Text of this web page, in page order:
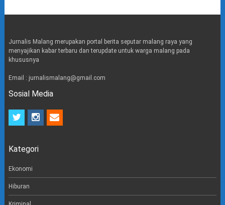
Jurnalis Malang merupakan portal berita seputar malang raya yang
menyajikan kabar terbaru dan terupdate untuk warga malang pada
khususnya
Email : jurnalismalang@gmail.com
Sosial Media
t
t
r
i
n
a
e
m
Kategori
Ekonomi
Hiburan